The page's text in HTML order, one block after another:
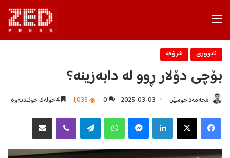
ئابووری شرۆڤه‌
بۆچی دۆلار ڕوو لە دابەزینە؟
محەمەد حوسێن 2025-03-03
0
1,035 4 خولەک خوێندنەوە
X
Telegram